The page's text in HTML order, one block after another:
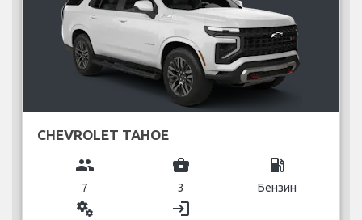
CHEVROLET TAHOE
group
7
business_center
3
local_gas_station
Бензин
miscellaneous_services login